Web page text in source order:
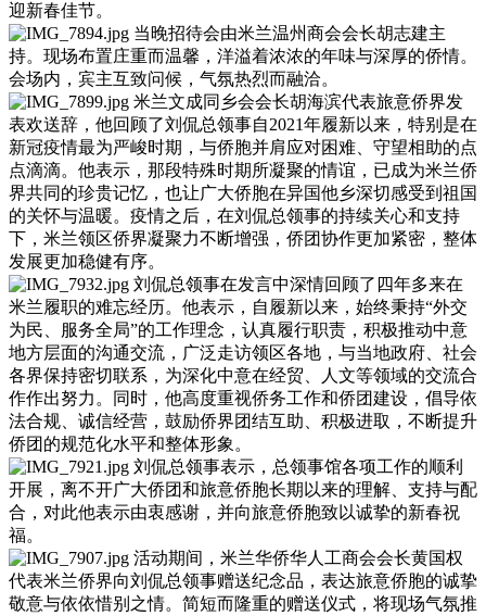
迎新春佳节。
当晚招待会由米兰温州商会会长胡志建主
持。现场布置庄重而温馨，洋溢着浓浓的年味与深厚的侨情。
会场内，宾主互致问候，气氛热烈而融洽。
米兰文成同乡会会长胡海滨代表旅意侨界发
表欢送辞，他回顾了刘侃总领事自2021年履新以来，特别是在
新冠疫情最为严峻时期，与侨胞并肩应对困难、守望相助的点
点滴滴。他表示，那段特殊时期所凝聚的情谊，已成为米兰侨
界共同的珍贵记忆，也让广大侨胞在异国他乡深切感受到祖国
的关怀与温暖。疫情之后，在刘侃总领事的持续关心和支持
下，米兰领区侨界凝聚力不断增强，侨团协作更加紧密，整体
发展更加稳健有序。
刘侃总领事在发言中深情回顾了四年多来在
米兰履职的难忘经历。他表示，自履新以来，始终秉持“外交
为民、服务全局”的工作理念，认真履行职责，积极推动中意
地方层面的沟通交流，广泛走访领区各地，与当地政府、社会
各界保持密切联系，为深化中意在经贸、人文等领域的交流合
作作出努力。同时，他高度重视侨务工作和侨团建设，倡导依
法合规、诚信经营，鼓励侨界团结互助、积极进取，不断提升
侨团的规范化水平和整体形象。
刘侃总领事表示，总领事馆各项工作的顺利
开展，离不开广大侨团和旅意侨胞长期以来的理解、支持与配
合，对此他表示由衷感谢，并向旅意侨胞致以诚挚的新春祝
福。
活动期间，米兰华侨华人工商会会长黄国权
代表米兰侨界向刘侃总领事赠送纪念品，表达旅意侨胞的诚挚
敬意与依依惜别之情。简短而隆重的赠送仪式，将现场气氛推